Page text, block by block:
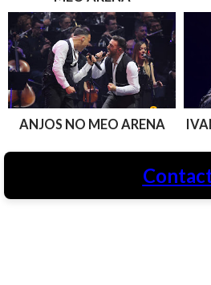
ANJOS NO MEO ARENA